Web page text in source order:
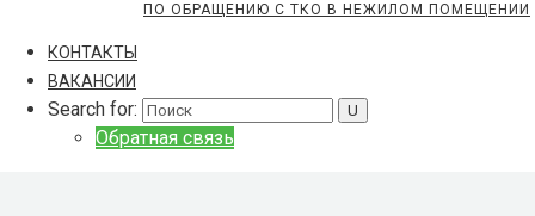
ПО ОБРАЩЕНИЮ С ТКО В НЕЖИЛОМ ПОМЕЩЕНИИ
КОНТАКТЫ
ВАКАНСИИ
Search for:
Обратная связь